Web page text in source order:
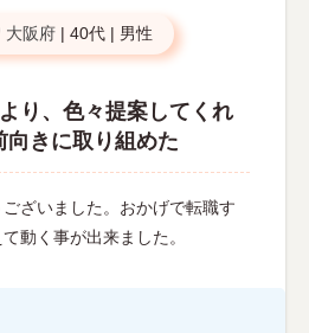
大阪府 | 40代 | 男性
り、色々提案してくれ
向きに取り組めた
ざいました。おかげで転職す
動く事が出来ました。